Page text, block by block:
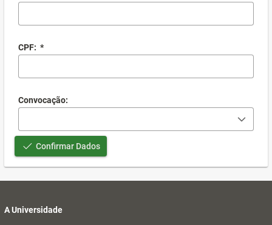
CPF: *
Convocação:
Confirmar Dados
A Universidade